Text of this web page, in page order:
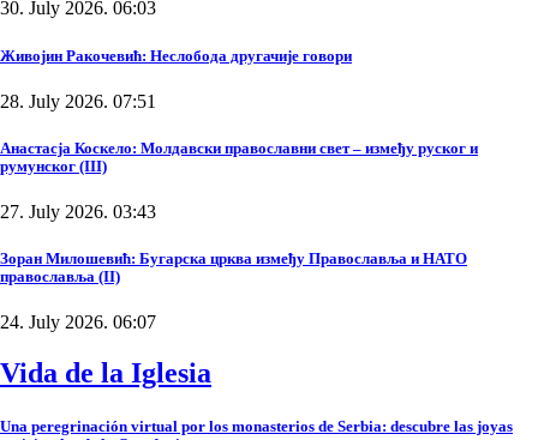
30. July 2026. 06:03
Живојин Ракочевић: Неслобода другачије говори
28. July 2026. 07:51
Анастасја Коскело: Молдавски православни свет – између руског и
румунског (III)
27. July 2026. 03:43
Зоран Милошевић: Бугарска црква између Православља и НАТО
православља (II)
24. July 2026. 06:07
Vida de la Iglesia
Una peregrinación virtual por los monasterios de Serbia: descubre las joyas